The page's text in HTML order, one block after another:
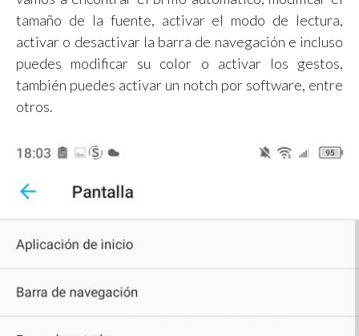
tamaño de la fuente, activar el modo de lectura,
activar o desactivar la barra de navegación e incluso
puedes modificar su color o activar los gestos,
también puedes activar un notch por software, entre
otros.